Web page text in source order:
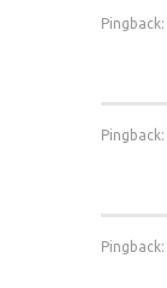
Pingback:
Pingback:
Pingback: